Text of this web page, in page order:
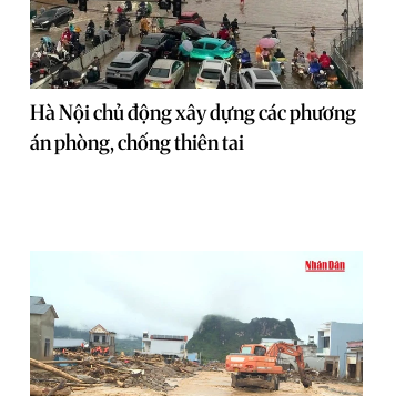
Hà Nội chủ động xây dựng các phương
án phòng, chống thiên tai